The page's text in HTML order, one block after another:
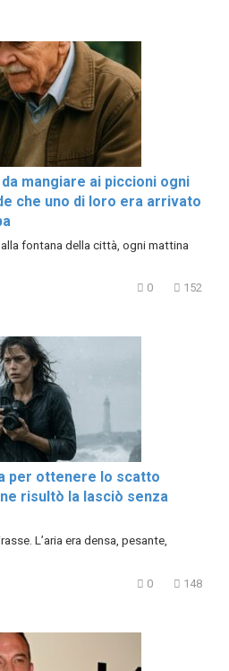
mangiare ai piccioni ogni
che uno di loro era arrivato
fontana della città, ogni mattina
0 152
per ottenere lo scatto
risultò la lasciò senza
L’aria era densa, pesante,
0 148